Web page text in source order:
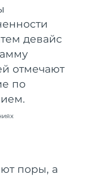
девайс
отмечают
по
поры, а
дата доставки
10/08/2026
дата доставки
09/08/2026
дата доставки
дата доставки